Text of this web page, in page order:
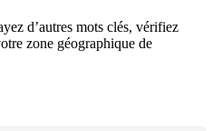
d’autres mots clés, vérifiez
zone géographique de